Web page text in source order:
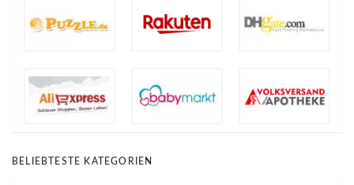
BELIEBTESTE KATEGORIEN